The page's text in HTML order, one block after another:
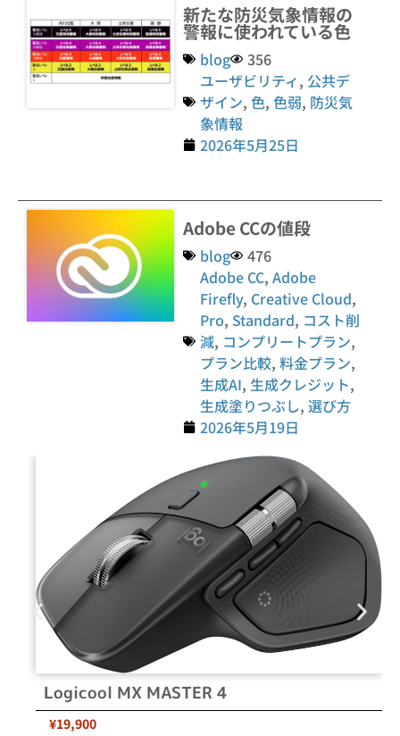
新たな防災気象情報の
警報に使われている色
blog
356
ユーザビリティ, 公共デ
ザイン,色,色弱, 防災気
象情報
2026年5月25日
Adobe CCの値段
blog
476
Adobe CC,Adobe
Firefly, Creative Cloud,
Pro, Standard, コスト削
減, コンプリートプラン,
プラン比較,料金プラン,
生成AI, 生成クレジット,
生成塗りつぶし,選び方
2026年5月19日
Logicool MX MASTER 4
¥19,900